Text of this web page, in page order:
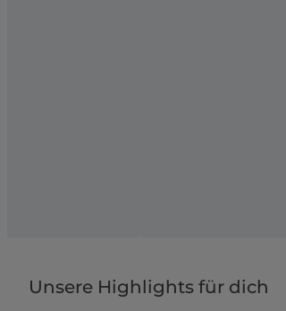
Unsere Highlights für dich